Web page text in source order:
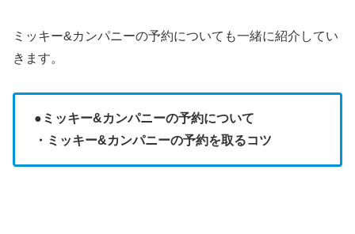
ミッキー&カンパニーの予約についても一緒に紹介してい
きます。
● ミッキー&カンパニーの予約について
・ミッキー&カンパニーの予約を取るコツ